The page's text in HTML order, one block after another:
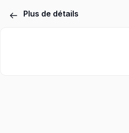
Plus de détails